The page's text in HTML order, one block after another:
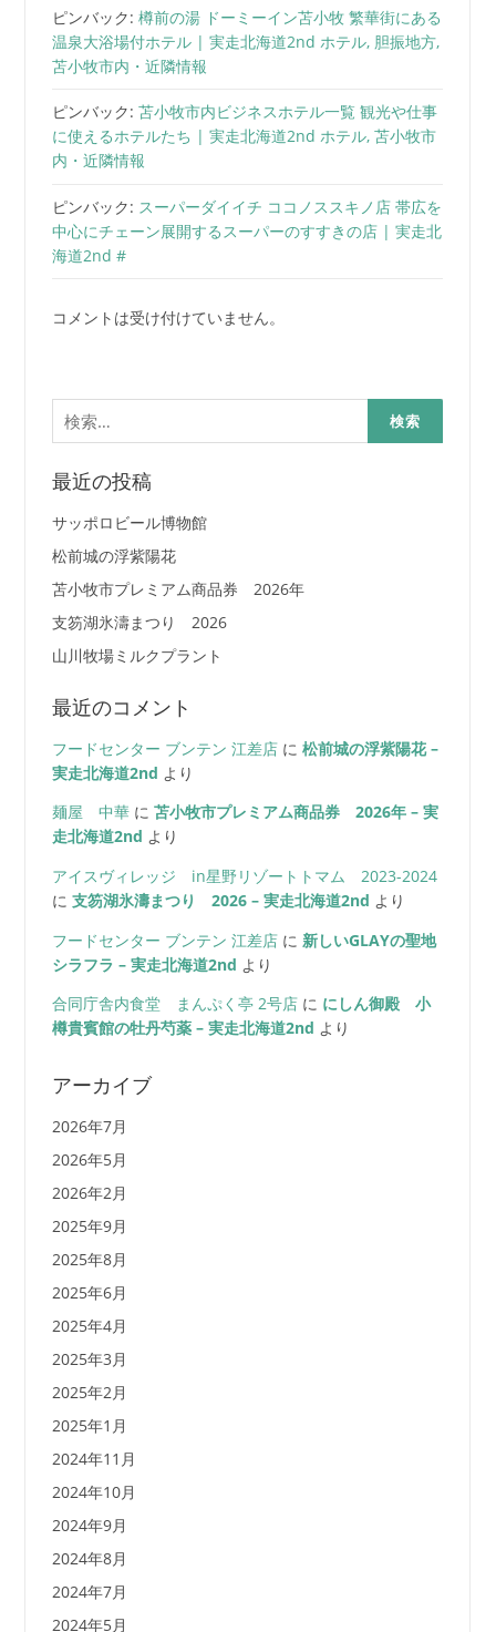
ピンバック: 樽前の湯 ドーミーイン苫小牧 繁華街にある
温泉大浴場付ホテル | 実走北海道2nd ホテル, 胆振地方,
苫小牧市内・近隣情報
ピンバック: 苫小牧市内ビジネスホテル一覧 観光や仕事
に使えるホテルたち | 実走北海道2nd ホテル, 苫小牧市
内・近隣情報
ピンバック: スーパーダイイチ ココノススキノ店 帯広を
中心にチェーン展開するスーパーのすすきの店 | 実走北
海道2nd #
コメントは受け付けていません。
検
索:
最近の投稿
サッポロビール博物館
松前城の浮紫陽花
苫小牧市プレミアム商品券 2026年
支笏湖氷濤まつり 2026
山川牧場ミルクプラント
最近のコメント
フードセンター ブンテン 江差店に 松前城の浮紫陽花 –
実走北海道2nd より
麺屋 中華に 苫小牧市プレミアム商品券 2026年 – 実
走北海道2nd より
アイスヴィレッジ in星野リゾートトマム 2023-2024
に 支笏湖氷濤まつり 2026 – 実走北海道2nd より
フードセンター ブンテン 江差店に 新しいGLAYの聖地
シラフラ – 実走北海道2nd より
合同庁舎内食堂 まんぷく亭 2号店に にしん御殿 小
樽貴賓館の牡丹芍薬 – 実走北海道2nd より
アーカイブ
2026年7月
2026年5月
2026年2月
2025年9月
2025年8月
2025年6月
2025年4月
2025年3月
2025年2月
2025年1月
2024年11月
2024年10月
2024年9月
2024年8月
2024年7月
2024年5月